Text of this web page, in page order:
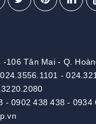
-106 Tân Mai - Q.
024.3556.1101 -
- 0902 438 438 - 0934